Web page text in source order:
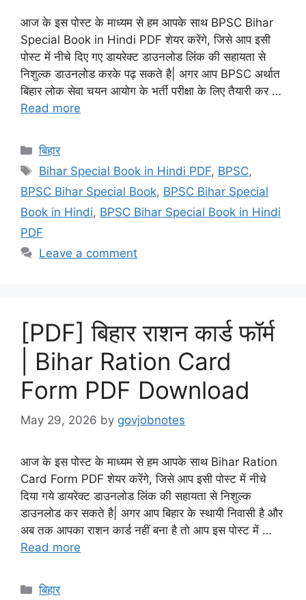
आज के इस पोस्ट के माध्यम से हम आपके साथ BPSC Bihar
Special Book in Hindi PDF शेयर करेंगे, जिसे आप इसी
पोस्ट में नीचे दिए गए डायरेक्ट डाउनलोड लिंक की सहायता से
निशुल्क डाउनलोड करके पढ़ सकते है| अगर आप BPSC अर्थात
बिहार लोक सेवा चयन आयोग के भर्ती परीक्षा के लिए तैयारी कर …
Read more
Categories
बिहार
Tags
Bihar Special Book in Hindi PDF, BPSC,
BPSC Bihar Special Book, BPSC Bihar Special
Book in Hindi, BPSC Bihar Special Book in Hindi
PDF
Leave a comment
[PDF] बिहार राशन कार्ड फॉर्म
| Bihar Ration Card
Form PDF Download
May 29, 2026 by govjobnotes
आज के इस पोस्ट के माध्यम से हम आपके साथ Bihar Ration
Card Form PDF शेयर करेंगे, जिसे आप इसी पोस्ट में नीचे
दिया गये डायरेक्ट डाउनलोड लिंक की सहायता से निशुल्क
डाउनलोड कर सकते है| अगर आप बिहार के स्थायी निवासी है और
अब तक आपका राशन कार्ड नहीं बना है तो आप इस पोस्ट में …
Read more
Categories
बिहार